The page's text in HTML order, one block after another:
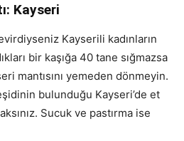
Kayseri
Kayserili kadınların
bir kaşığa 40 tane sığmazsa
mantısını yemeden dönmeyin.
bulunduğu Kayseri’de et
Sucuk ve pastırma ise